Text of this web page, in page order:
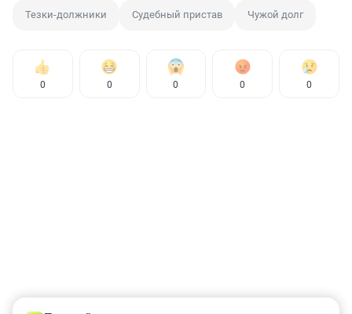
Тезки-должники Судебный пристав Чужой долг
0 0 0 0 0